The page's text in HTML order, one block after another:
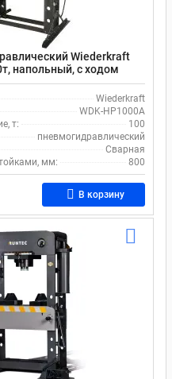
Wiederkraft
напольный, с ходом
размером
мм
Wiederkraft
WDK-HP1000A
т:
100
пневмогидравлический
Сварная
мм:
800
В корзину